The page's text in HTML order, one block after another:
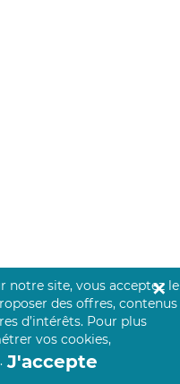
notre site, vous acceptez le
des offres, contenus
d’intérêts. Pour plus
vos cookies,
. J'accepte
✕